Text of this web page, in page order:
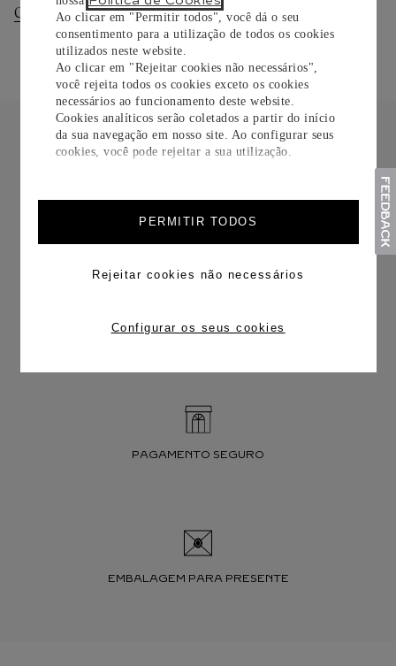
Ao clicar em "Permitir todos", você dá o seu
consentimento para a utilização de todos os cookies
utilizados neste website.
Ao clicar em "Rejeitar cookies não necessários",
você rejeita todos os cookies exceto os cookies
necessários ao funcionamento deste website.
Cookies analíticos serão coletados a partir do início
da sua navegação em nosso site. Ao configurar seus
cookies, você pode rejeitar a sua utilização.
PERMITIR TODOS
Rejeitar cookies não necessários
Configurar os seus cookies
Consultar Entregas Consultar Devoluções
TROCAS E DEVOLUÇÕES
PAGAMENTO SEGURO
EMBALAGEM PARA PRESENTE